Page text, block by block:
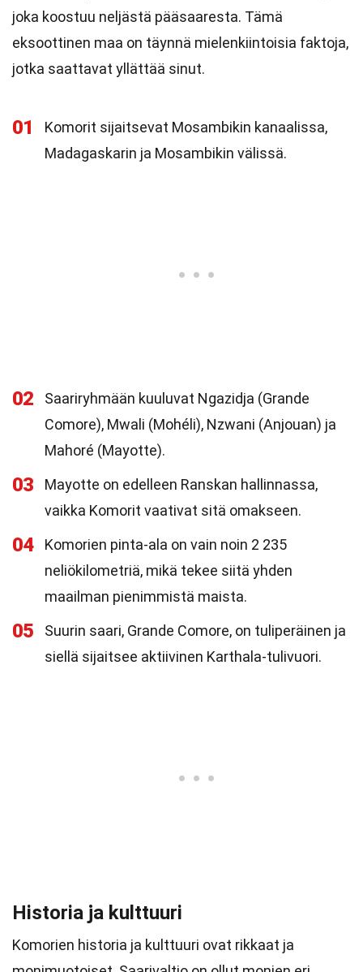
joka koostuu neljästä pääsaaresta. Tämä
eksoottinen maa on täynnä mielenkiintoisia faktoja,
jotka saattavat yllättää sinut.
01
Komorit sijaitsevat Mosambikin kanaalissa,
Madagaskarin ja Mosambikin välissä.
02
Saariryhmään kuuluvat Ngazidja (Grande
Comore), Mwali (Mohéli), Nzwani (Anjouan) ja
Mahoré (Mayotte).
03
Mayotte on edelleen Ranskan hallinnassa,
vaikka Komorit vaativat sitä omakseen.
04
Komorien pinta-ala on vain noin 2 235
neliökilometriä, mikä tekee siitä yhden
maailman pienimmistä maista.
05
Suurin saari, Grande Comore, on tuliperäinen ja
siellä sijaitsee aktiivinen Karthala-tulivuori.
Historia ja kulttuuri
Komorien historia ja kulttuuri ovat rikkaat ja